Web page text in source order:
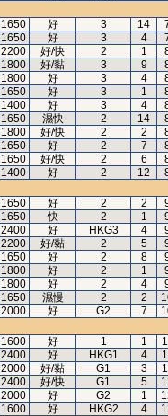
1650 好 3 14
1650 好 3 4
2200 好/快 2 1
1800 好/黏 3 9
1800 好 3 4
1650 好 3 1
1400 好 3 4
1650 濕快 2 14
1800 好/快 2 2
1650 好 2 7
1650 好/快 2 6
1400 好 2 12
1650 好 2 2
1650 快 2 1
2400 好 HKG3 4
2200 好/黏 2 5
1650 好 2 8
1800 好 2 1
1800 好 2 4
1650 濕慢 2 2
2000 好 G2 7
1600 好 1 1
2400 好 HKG1 4
2000 好/黏 G1 3
2400 好/快 G1 5
2000 好 G2 1
1600 好 HKG2 4